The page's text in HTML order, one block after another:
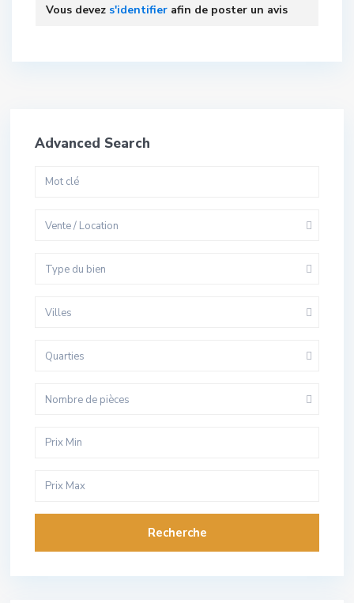
Vous devez s'identifier afin de poster un avis
Advanced Search
Vente / Location
Type du bien
Villes
Quarties
Nombre de pièces
Recherche